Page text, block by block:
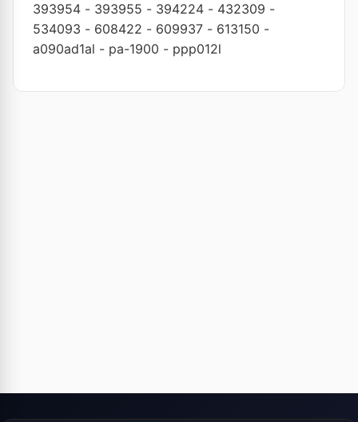
393954 - 393955 - 394224 - 432309 -
534093 - 608422 - 609937 - 613150 -
a090ad1al - pa-1900 - ppp012l